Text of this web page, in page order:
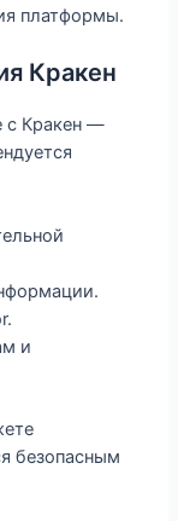
платформы.
Кракен
с Кракен —
и
безопасным